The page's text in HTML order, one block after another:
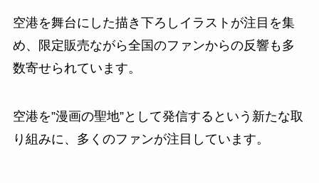
空港を舞台にした描き下ろしイラストが注目を集
め、限定販売ながら全国のファンからの反響も多
数寄せられています。
空港を”漫画の聖地”として発信するという新たな取
り組みに、多くのファンが注目しています。